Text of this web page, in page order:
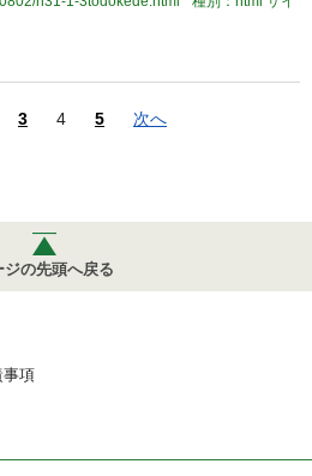
3 4 5 次へ
ジの先頭へ戻る
事項